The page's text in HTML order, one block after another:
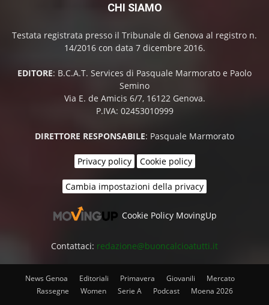
CHI SIAMO
Testata registrata presso il Tribunale di Genova al registro n.
14/2016 con data 7 dicembre 2016.
EDITORE: B.C.A.T. Services di Pasquale Marmorato e Paolo
Semino
Via E. de Amicis 6/7, 16122 Genova.
P.IVA: 02453010999
DIRETTORE RESPONSABILE: Pasquale Marmorato
Privacy policy Cookie policy
Cambia impostazioni della privacy
Cookie Policy MovingUp
Contattaci: redazione@buoncalcioatutti.it
News Genoa Editoriali Primavera Giovanili
Mercato
Rassegne
Women Serie A Podcast Moena 2026